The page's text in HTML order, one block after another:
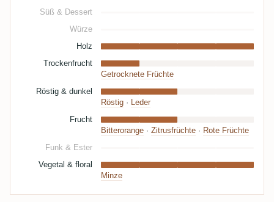
Süß & Dessert
Würze
Holz
Trockenfrucht
Getrocknete Früchte
Röstig & dunkel
Röstig · Leder
Frucht
Bitterorange · Zitrusfrüchte · Rote Früchte
Funk & Ester
Vegetal & floral
Minze